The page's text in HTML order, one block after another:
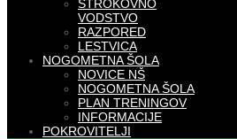
STROKOVNO
VODSTVO
RAZPORED
LESTVICA
NOGOMETNA ŠOLA
NOVICE NŠ
NOGOMETNA ŠOLA
PLAN TRENINGOV
INFORMACIJE
POKROVITELJI